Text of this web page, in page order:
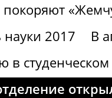
покоряют
2017
В
в